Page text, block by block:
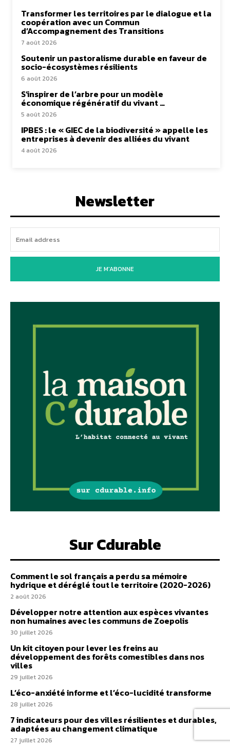
Transformer les territoires par le dialogue et la
coopération avec un Commun
d’Accompagnement des Transitions
7 août 2026
Soutenir un pastoralisme durable en faveur de
socio-écosystèmes résilients
6 août 2026
S’inspirer de l’arbre pour un modèle
économique régénératif du vivant …
5 août 2026
IPBES : le « GIEC de la biodiversité » appelle les
entreprises à devenir des alliées du vivant
4 août 2026
Newsletter
JE M'ABONNE
Sur Cdurable
Comment le sol français a perdu sa mémoire
hydrique et déréglé tout le territoire (2020-2026)
2 août 2026
Développer notre attention aux espèces vivantes
non humaines avec les communs de Zoepolis
30 juillet 2026
Un kit citoyen pour lever les freins au
développement des forêts comestibles dans nos
villes
29 juillet 2026
L’éco-anxiété informe et l’éco-lucidité transforme
28 juillet 2026
7 indicateurs pour des villes résilientes et durables,
adaptées au changement climatique
27 juillet 2026